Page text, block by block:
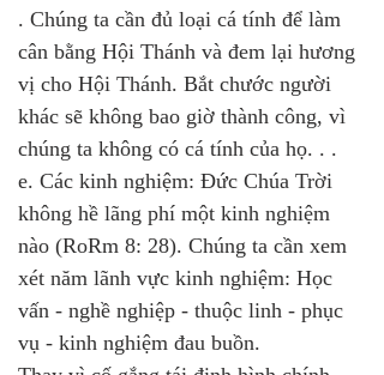
. Chúng ta cần đủ loại cá tính để làm
cân bằng Hội Thánh và đem lại hương
vị cho Hội Thánh. Bắt chước người
khác sẽ không bao giờ thành công, vì
chúng ta không có cá tính của họ. . .
e. Các kinh nghiệm: Đức Chúa Trời
không hề lãng phí một kinh nghiệm
nào (RoRm 8: 28). Chúng ta cần xem
xét năm lãnh vực kinh nghiệm: Học
vấn - nghề nghiệp - thuộc linh - phục
vụ - kinh nghiệm đau buồn.